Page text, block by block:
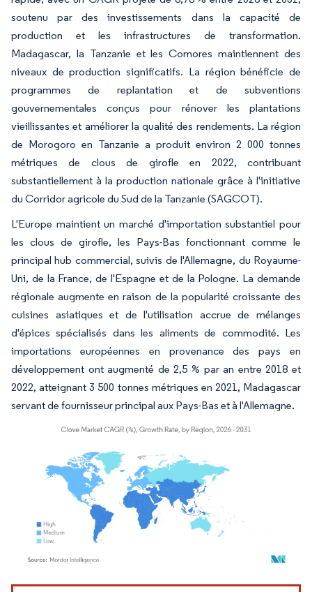
soutenu par des investissements dans la capacité de
production et les infrastructures de transformation.
Madagascar, la Tanzanie et les Comores maintiennent des
niveaux de production significatifs. La région bénéficie de
programmes de replantation et de subventions
gouvernementales conçus pour rénover les plantations
vieillissantes et améliorer la qualité des rendements. La région
de Morogoro en Tanzanie a produit environ 2 000 tonnes
métriques de clous de girofle en 2022, contribuant
substantiellement à la production nationale grâce à l'initiative
du Corridor agricole du Sud de la Tanzanie (SAGCOT).
L'Europe maintient un marché d'importation substantiel pour
les clous de girofle, les Pays-Bas fonctionnant comme le
principal hub commercial, suivis de l'Allemagne, du Royaume-
Uni, de la France, de l'Espagne et de la Pologne. La demande
régionale augmente en raison de la popularité croissante des
cuisines asiatiques et de l'utilisation accrue de mélanges
d'épices spécialisés dans les aliments de commodité. Les
importations européennes en provenance des pays en
développement ont augmenté de 2,5 % par an entre 2018 et
2022, atteignant 3 500 tonnes métriques en 2021, Madagascar
servant de fournisseur principal aux Pays-Bas et à l'Allemagne.
Image © Mordor Intelligence. La réutilisation nécessite une attribution sous CC BY